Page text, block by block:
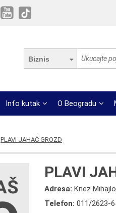
Biznis
Info kutak O Beogradu
PLAVI JAHAČ GROZD
PLAVI
Adresa:Knez
Telefon:011/2623-